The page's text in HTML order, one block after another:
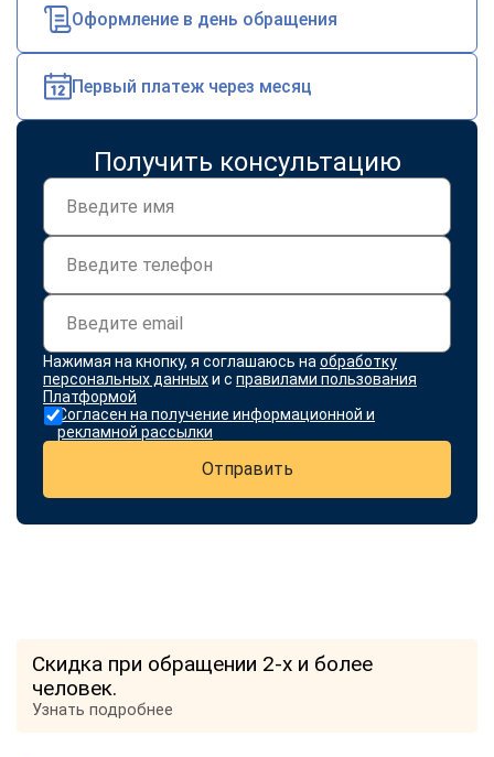
Оформление в день обращения
Первый платеж через месяц
Получить консультацию
Нажимая на кнопку, я соглашаюсь на обработку
персональных данныхи с правилами пользования
Платформой
Согласен на получение информационной и
рекламной рассылки
Отправить
Скидка при обращении 2-х и более
человек.
Узнать подробнее